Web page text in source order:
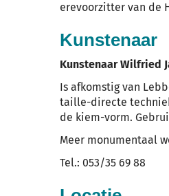
erevoorzitter van de
Kunstenaar
Kunstenaar Wilfried
Is afkomstig van
taille-directe
de kiem-vorm.
Meer monumentaal
Tel.: 053/35 69 88